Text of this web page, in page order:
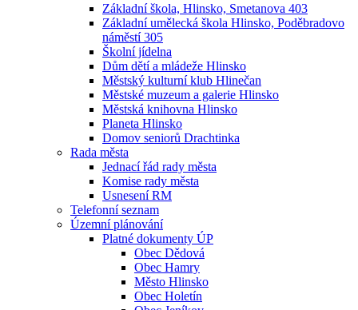
Základní škola, Hlinsko, Smetanova 403
Základní umělecká škola Hlinsko, Poděbradovo
náměstí 305
Školní jídelna
Dům dětí a mládeže Hlinsko
Městský kulturní klub Hlinečan
Městské muzeum a galerie Hlinsko
Městská knihovna Hlinsko
Planeta Hlinsko
Domov seniorů Drachtinka
Rada města
Jednací řád rady města
Komise rady města
Usnesení RM
Telefonní seznam
Územní plánování
Platné dokumenty ÚP
Obec Dědová
Obec Hamry
Město Hlinsko
Obec Holetín